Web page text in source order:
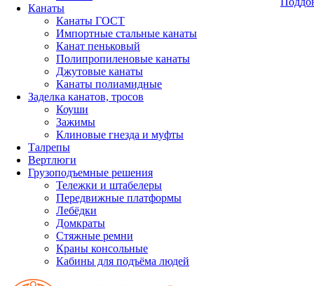
Канаты
Канаты ГОСТ
Импортные стальные канаты
Канат пеньковый
Полипропиленовые канаты
Джутовые канаты
Канаты полиамидные
Заделка канатов, тросов
Коуши
Зажимы
Клиновые гнезда и муфты
Талрепы
Вертлюги
Грузоподъемные решения
Тележки и штабелеры
Передвижные платформы
Лебёдки
Домкраты
Стяжные ремни
Краны консольные
Кабины для подъёма людей